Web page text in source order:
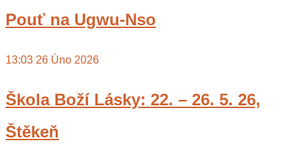
Pouť na Ugwu-Nso
13:03 26 Úno 2026
Škola Boží Lásky: 22. – 26. 5. 26,
Štěkeň